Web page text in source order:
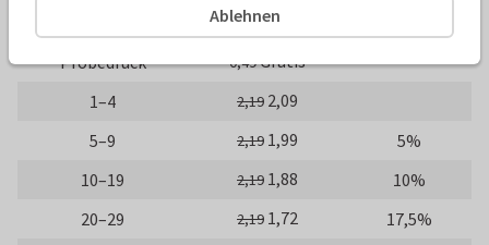
Preis p./St.
Probedruck 0,49Gratis
1–4
2,19 2,09
5–9
2,19 1,99
5%
10–19
2,19 1,88
10%
20–29
2,19 1,72
17,5%
Ablehnen